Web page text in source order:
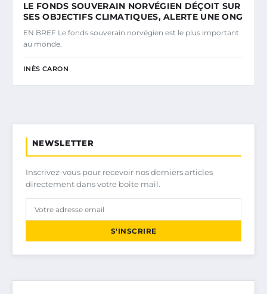
LE FONDS SOUVERAIN NORVÉGIEN DÉÇOIT SUR
SES OBJECTIFS CLIMATIQUES, ALERTE UNE ONG
EN BREF Le fonds souverain norvégien est le plus important
au monde.
INÈS CARON
NEWSLETTER
Inscrivez-vous pour recevoir nos derniers articles
directement dans votre boîte mail.
S'INSCRIRE